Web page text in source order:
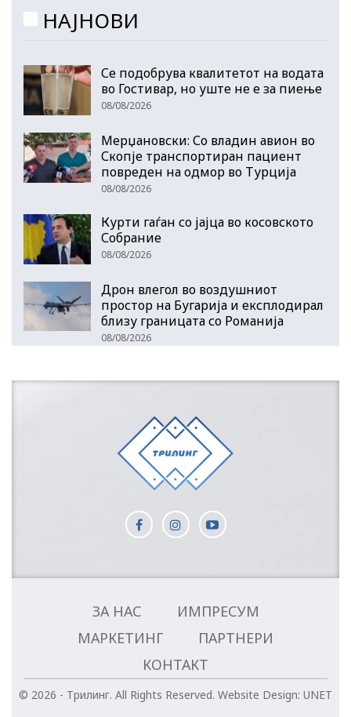
НАЈНОВИ
Се подобрува квалитетот на водата
во Гостивар, но уште не е за пиење
08/08/2026
Мерџановски: Со владин авион во
Скопје транспортиран пациент
повреден на одмор во Турција
08/08/2026
Курти гаѓан со јајца во косовското
Собрание
08/08/2026
Дрон влегол во воздушниот
простор на Бугарија и експлодирал
близу границата со Романија
08/08/2026
ЗА НАС
ИМПРЕСУМ
МАРКЕТИНГ
ПАРТНЕРИ
КОНТАКТ
© 2026 - Трилинг. All Rights Reserved. Website Design: UNET